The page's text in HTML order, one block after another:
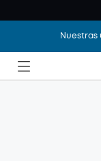
Nuestras